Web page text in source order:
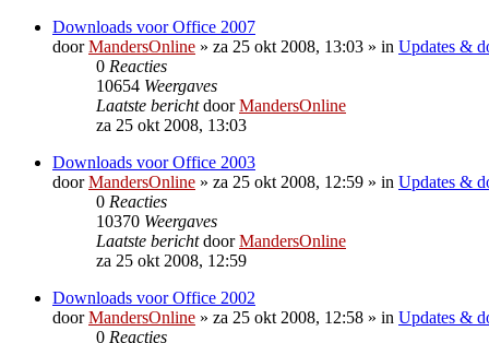
Downloads voor Office 2007
doorMandersOnline » za 25 okt 2008, 13:03 » in Updates &
0 Reacties
10654 Weergaves
Laatste berichtdoorMandersOnline
za 25 okt 2008, 13:03
Downloads voor Office 2003
doorMandersOnline » za 25 okt 2008, 12:59 » in Updates &
0 Reacties
10370 Weergaves
Laatste berichtdoorMandersOnline
za 25 okt 2008, 12:59
Downloads voor Office 2002
doorMandersOnline » za 25 okt 2008, 12:58 » in Updates &
0 Reacties